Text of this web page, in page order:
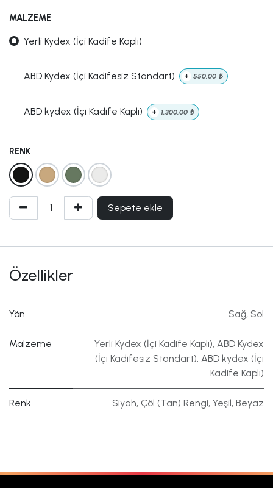
MALZEME
Yerli Kydex (İçi Kadife Kaplı)
ABD Kydex (İçi Kadifesiz Standart) + 550,00 ₺
ABD kydex (İçi Kadife Kaplı) + 1.300,00 ₺
RENK
Sepete ekle
Özellikler
Yön Sağ, Sol
Malzeme Yerli Kydex (İçi Kadife Kaplı), ABD Kydex
(İçi Kadifesiz Standart), ABD kydex (İçi
Kadife Kaplı)
Renk Siyah, Çöl (Tan) Rengi, Yeşil, Beyaz